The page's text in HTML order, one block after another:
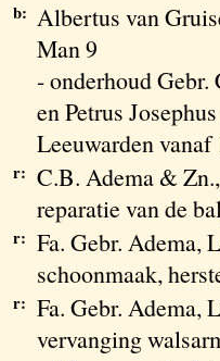
b: Albertus van
Man 9
- onderhoud
en Petrus
Leeuwarden vanaf
r: C.B. Adema &
reparatie van de
r: Fa. Gebr. Adema,
schoonmaak,
r: Fa. Gebr. Adema,
vervanging